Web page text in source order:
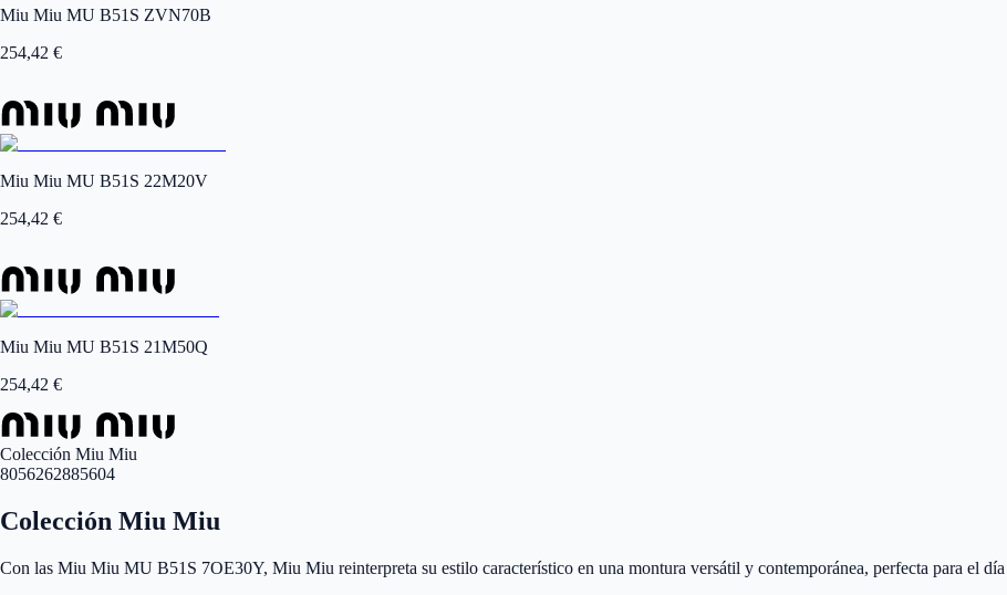
Miu Miu MU B51S ZVN70B
254,42 €
Miu Miu MU B51S 22M20V
254,42 €
Miu Miu MU B51S 21M50Q
254,42 €
Colección Miu Miu
8056262885604
Colección Miu Miu
Con las Miu Miu MU B51S 7OE30Y, Miu Miu reinterpreta su estilo característico en una montura versátil y contemporánea, perfecta para el día